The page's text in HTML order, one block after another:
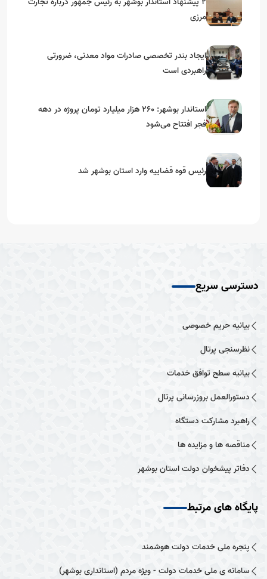
مرزی
ایجاد بندر تخصصی صادرات مواد معدنی، ضرورتی
راهبردی است
استاندار بوشهر: ۲۶۰ هزار میلیارد تومان پروژه در دهه
فجر افتتاح می‌شود
رئیس قوه قضاییه وارد استان بوشهر شد
دسترسی سریع
بیانیه حریم خصوصی
نظرسنجی پرتال
بیانیه سطح توافق خدمات
دستورالعمل بروزرسانی پرتال
راهبرد مشارکت دستگاه
مناقصه ها و مزایده ها
دفاتر پیشخوان دولت استان بوشهر
پایگاه های مرتبط
پنجره ملی خدمات دولت هوشمند
سامانه ی ملی خدمات دولت - ویژه مردم (استانداری بوشهر)